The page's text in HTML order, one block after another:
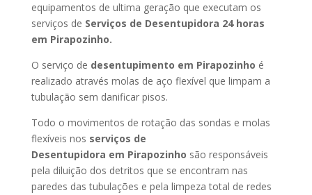
equipamentos de ultima geração que executam os
serviços de Serviços de Desentupidora 24 horas
em Pirapozinho.
O serviço de desentupimento em Pirapozinho é
realizado através molas de aço flexível que limpam a
tubulação sem danificar pisos.
Todo o movimentos de rotação das sondas e molas
flexíveis nos serviços de
Desentupidora em Pirapozinho são responsáveis
pela diluição dos detritos que se encontram nas
paredes das tubulações e pela limpeza total de redes